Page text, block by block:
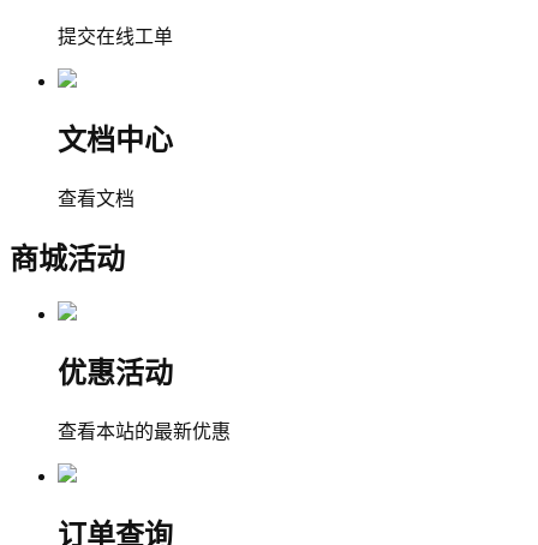
提交在线工单
文档中心
查看文档
商城活动
优惠活动
查看本站的最新优惠
订单查询